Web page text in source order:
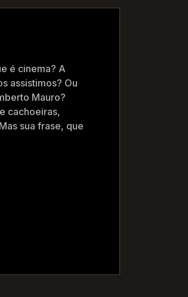
é cinema? A
assistimos? Ou
Mauro?
cachoeiras,
sua frase, que